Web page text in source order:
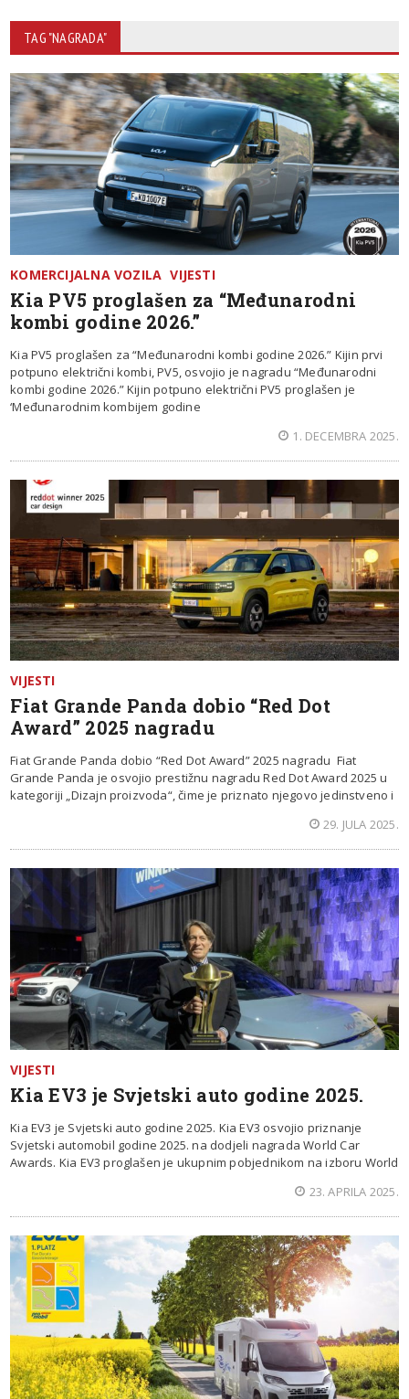
TAG "NAGRADA"
KOMERCIJALNA VOZILA VIJESTI
Kia PV5 proglašen za “Međunarodni
kombi godine 2026.”
Kia PV5 proglašen za “Međunarodni kombi godine 2026.” Kijin prvi
potpuno električni kombi, PV5, osvojio je nagradu “Međunarodni
kombi godine 2026.” Kijin potpuno električni PV5 proglašen je
‘Međunarodnim kombijem godine
1. DECEMBRA 2025.
VIJESTI
Fiat Grande Panda dobio “Red Dot
Award” 2025 nagradu
Fiat Grande Panda dobio “Red Dot Award” 2025 nagradu Fiat
Grande Panda je osvojio prestižnu nagradu Red Dot Award 2025 u
kategoriji „Dizajn proizvoda“, čime je priznato njegovo jedinstveno i
29. JULA 2025.
VIJESTI
Kia EV3 je Svjetski auto godine 2025.
Kia EV3 je Svjetski auto godine 2025. Kia EV3 osvojio priznanje
Svjetski automobil godine 2025. na dodjeli nagrada World Car
Awards. Kia EV3 proglašen je ukupnim pobjednikom na izboru World
23. APRILA 2025.